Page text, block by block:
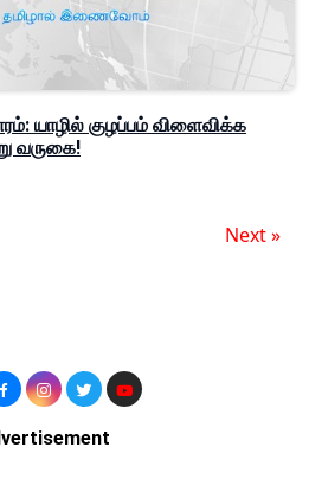
யாழில் குழப்பம் விளைவிக்க
வருகை!
Next »